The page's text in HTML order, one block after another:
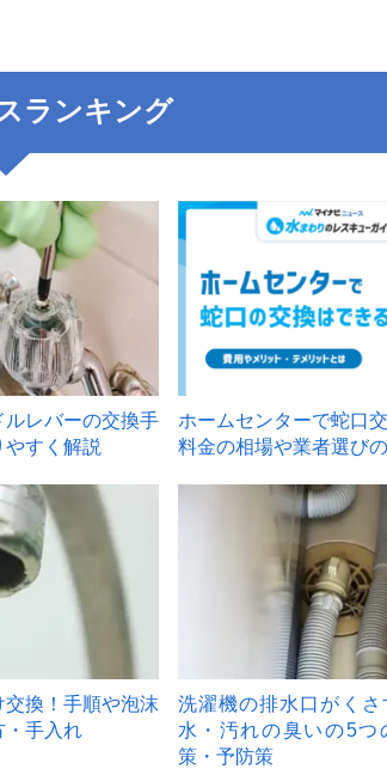
ランキング
レバーの交換手
やすく解説
ホームセンターで蛇口
料金の相場や業者選び
換！手順や泡沫
・手入れ
洗濯機の排水口がくさ
水・汚れの臭いの5つ
策・予防策